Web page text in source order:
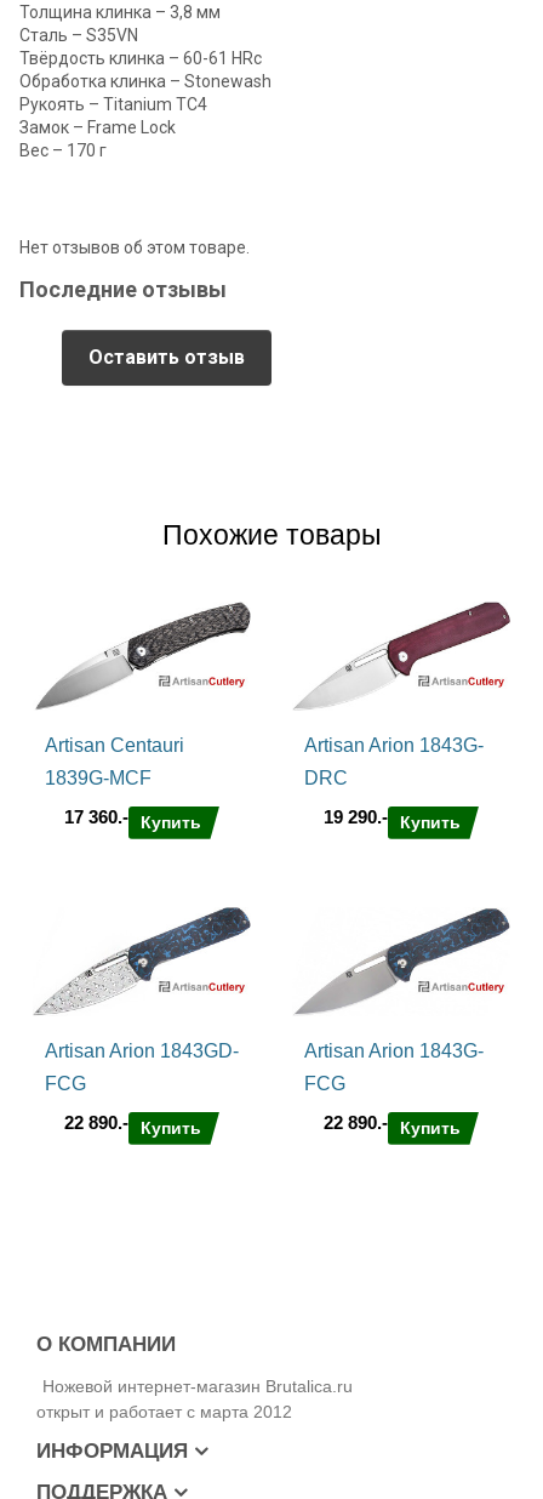
Толщина клинка – 3,8 мм
Сталь – S35VN
Твёрдость клинка – 60-61 HRc
Обработка клинка – Stonewash
Рукоять – Titanium TC4
Замок – Frame Lock
Вес – 170 г
Нет отзывов об этом товаре.
Последние отзывы
Оставить отзыв
Похожие товары
Artisan Centauri
1839G-MCF
17 360.-
Купить
Artisan Arion 1843G-
DRC
19 290.-
Купить
Artisan Arion 1843GD-
FCG
22 890.-
Купить
Artisan Arion 1843G-
FCG
22 890.-
Купить
О КОМПАНИИ
Ножевой интернет-магазин Brutalica.ru
открыт и работает с марта 2012
ИНФОРМАЦИЯ
ПОДДЕРЖКА